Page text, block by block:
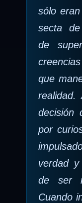
sólo
secta
de
que
realidad.
decisión
por
verdad
de ser
Cuando